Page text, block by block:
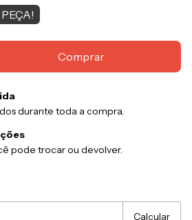
durante toda a compra.
pode trocar ou devolver.
Calcular